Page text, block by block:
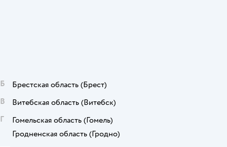
Б Брестская область (Брест)
В
Витебская область (Витебск)
Г
Гомельская область (Гомель)
Гродненская область (Гродно)